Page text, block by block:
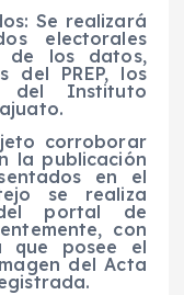
Se realizará
electorales
de los datos,
del PREP, los
del Instituto
corroborar
la publicación
en el
se realiza
portal de
con
que posee el
del Acta